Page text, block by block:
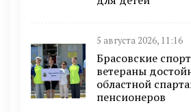
5 августа 2026, 11:16
Брасовские
ветераны
областной
пенсионеров